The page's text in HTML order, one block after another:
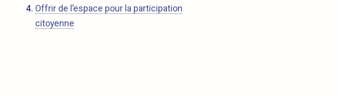
Offrir de l’espace pour la participation
citoyenne